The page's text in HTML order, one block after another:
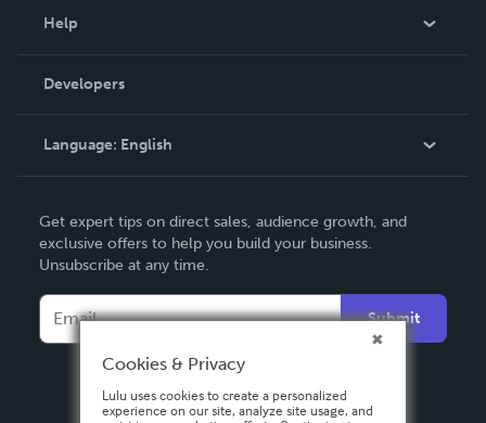
Podcast
Help
Order Lookup
Knowledge Base
Contact Support
Developers
Language: English
Deutsch
Français
Italiano
Español
Get expert tips on direct sales, audience growth, and
exclusive offers to help you build your business.
Unsubscribe at any time.
Submit
Cookies & Privacy
Lulu uses cookies to create a personalized
experience on our site, analyze site usage, and